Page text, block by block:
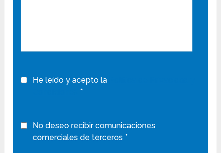
He leído y acepto la
*
No deseo recibir comunicaciones
comerciales de terceros *